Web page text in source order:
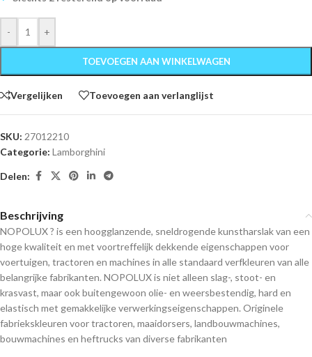
- +
TOEVOEGEN AAN WINKELWAGEN
Vergelijken Toevoegen aan verlanglijst
SKU: 27012210
Categorie: Lamborghini
Delen:
Beschrijving
NOPOLUX ? is een hoogglanzende, sneldrogende kunstharslak van een
hoge kwaliteit en met voortreffelijk dekkende eigenschappen voor
voertuigen, tractoren en machines in alle standaard verfkleuren van alle
belangrijke fabrikanten. NOPOLUX is niet alleen slag-, stoot- en
krasvast, maar ook buitengewoon olie- en weersbestendig, hard en
elastisch met gemakkelijke verwerkingseigenschappen. Originele
fabriekskleuren voor tractoren, maaidorsers, landbouwmachines,
bouwmachines en heftrucks van diverse fabrikanten